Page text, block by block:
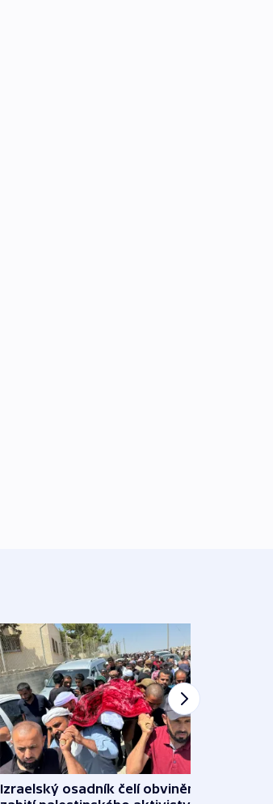
Izraelský osadník čelí obvinění ze